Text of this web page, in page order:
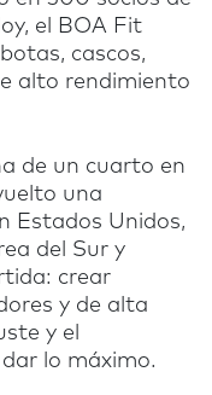
el BOA Fit
cascos,
alto rendimiento
de un cuarto en
una
Estados Unidos,
del Sur y
crear
y de alta
y el
lo máximo.